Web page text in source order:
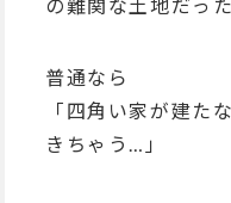
の難関な土地だった
普通なら
「四角い家が建た
きちゃう…」